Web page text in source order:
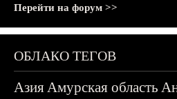
Перейти на форум >>
ОБЛАКО ТЕГОВ
АзияАмурская область